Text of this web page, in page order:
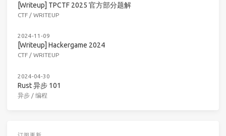
[Writeup] TPCTF 2025 官方部分题解
CTF / WRITEUP
2024-11-09
[Writeup] Hackergame 2024
CTF / WRITEUP
2024-04-30
Rust 异步 101
异步 / 编程